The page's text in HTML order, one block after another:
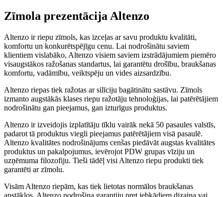
Zīmola prezentācija Altenzo
Altenzo ir riepu zīmols, kas izceļas ar savu produktu kvalitāti,
komfortu un konkurētspējīgu cenu. Lai nodrošinātu saviem
klientiem vislabāko, Altenzo visiem saviem izstrādājumiem piemēro
visaugstākos ražošanas standartus, lai garantētu drošību, braukšanas
komfortu, vadāmību, veiktspēju un vides aizsardzību.
Altenzo riepas tiek ražotas ar silīciju bagātinātu sastāvu. Zīmols
izmanto augstākās klases riepu ražotāju tehnoloģijas, lai patērētājiem
nodrošinātu gan pieejamus, gan izturīgus produktus.
Altenzo ir izveidojis izplatītāju tīklu vairāk nekā 50 pasaules valstīs,
padarot tā produktus viegli pieejamus patērētājiem visā pasaulē.
Altenzo kvalitātes nodrošinājums cenšas piedāvāt augstas kvalitātes
produktus un pakalpojumus, ievērojot PDW grupas vīziju un
uzņēmuma filozofiju. Tieši tādēļ visi Altenzo riepu produkti tiek
garantēti ar zīmolu.
Visām Altenzo riepām, kas tiek lietotas normālos braukšanas
apstākļos, Altenzo nodrošina garantiju pret jebkādiem dizaina vai